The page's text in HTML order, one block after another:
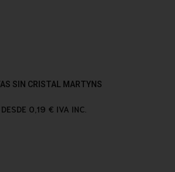
SIN CRISTAL MARTYNS
DESDE 0,19 € IVA INC.